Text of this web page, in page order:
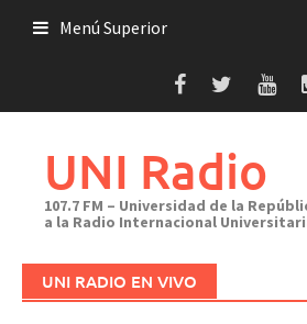
Menú Superior
UNI Radio
107.7 FM – Universidad de la
a la Radio Internacional
UNI RADIO EN VIVO